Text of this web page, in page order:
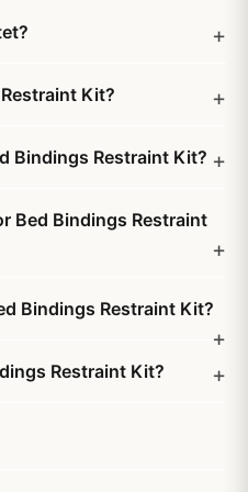
Kit?
Bindings Restraint Kit?
Bed Bindings Restraint
Bindings Restraint Kit?
Restraint Kit?